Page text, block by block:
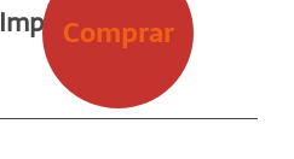
ImpresoComprar